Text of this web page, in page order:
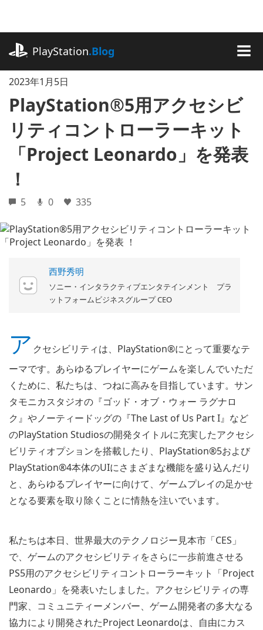
に
ッ
PlayStation.Blog
2023年1月5日
PlayStation®5用アクセシビ
リティコントローラーキット
「Project Leonardo」を発表
！
5 0 335
西野秀明
ソニー・インタラクティブエンタテインメント プラ
ットフォームビジネスグループ CEO
ア クセシビリティは、PlayStation®にとって重要なテ
ーマです。あらゆるプレイヤーにゲームを楽しんでいただ
くために、私たちは、つねに高みを目指しています。サン
タモニカスタジオの『ゴッド・オブ・ウォー ラグナロ
ク』やノーティードッグの『The Last of Us Part I』など
のPlayStation Studiosの開発タイトルに充実したアクセシ
ビリティオプションを搭載したり、PlayStation®5および
PlayStation®4本体のUIにさまざまな機能を盛り込んだり
と、あらゆるプレイヤーに向けて、ゲームプレイの足かせ
となる要素を取り除くことに情熱を注いでいます。
私たちは本日、世界最大のテクノロジー見本市「CES」
で、ゲームのアクセシビリティをさらに一歩前進させる
PS5用のアクセシビリティコントローラーキット「Project
Leonardo」を発表いたしました。アクセシビリティの専
門家、コミュニティーメンバー、ゲーム開発者の多大なる
協力により開発されたProject Leonardoは、自由にカス